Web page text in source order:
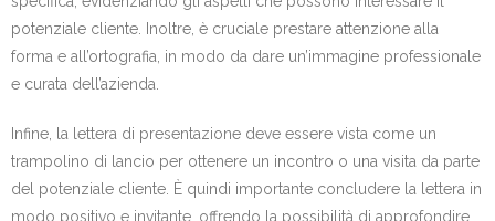
potenziale cliente. Inoltre, è cruciale prestare attenzione alla
forma e all’ortografia, in modo da dare un’immagine professionale
e curata dell’azienda.
Infine, la lettera di presentazione deve essere vista come un
trampolino di lancio per ottenere un incontro o una visita da parte
del potenziale cliente. È quindi importante concludere la lettera in
modo positivo e invitante, offrendo la possibilità di approfondire